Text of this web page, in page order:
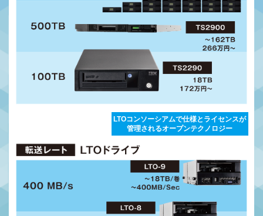
LTOコンソーシアムで仕様とライセンスが
管理されるオープンテクノロジー